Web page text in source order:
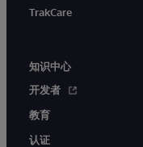
TrakCare
知识中心
开发者
教育
认证